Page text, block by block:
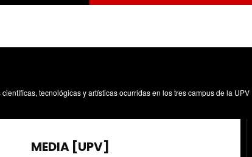
tecnológicas y artísticas ocurridas en los tres campus de la UPV